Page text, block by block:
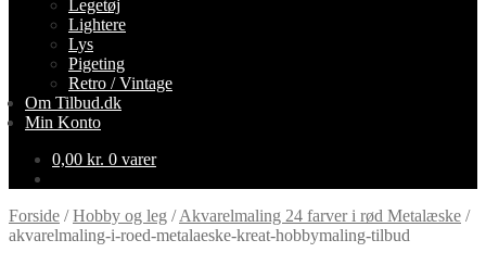
Legetøj
Lightere
Lys
Pigeting
Retro / Vintage
Om Tilbud.dk
Min Konto
0,00 kr. 0 varer
Forside /Hobby og leg /Akvarelmaling 24 farver i rød Metalæske /
akvarelmaling-i-roed-metalaeske-kreat-hobbymaling-tilbud